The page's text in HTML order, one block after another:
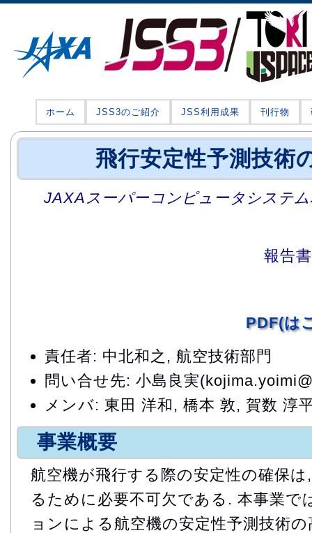
ホーム JSS3のご紹介 JSS利用成果 刊行物
飛行安定性予測技術
JAXAスーパーコンピュータシステ
報告
PDF(は
責任者: 中北和之, 航空技術部門
問い合せ先: 小島良実
メンバ: 東田 洋和, 橋本 敦, 賀数 淳
事業概要
航空機が飛行する際の安定性の確保
るために必要不可欠である. 本事業で
ョンによる航空機の安定性予測技術